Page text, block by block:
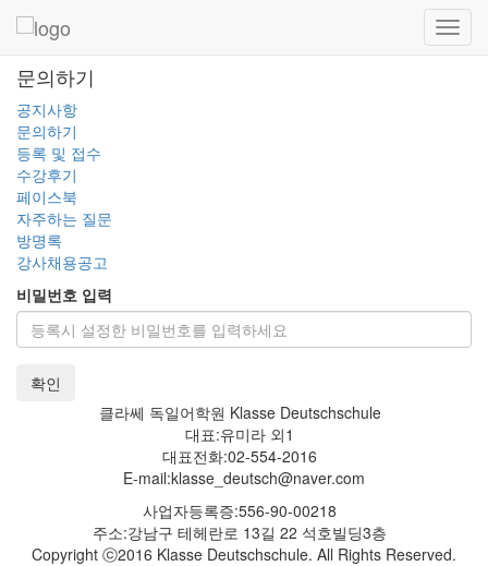
문의하기
공지사항
문의하기
등록 및 접수
수강후기
페이스북
자주하는 질문
방명록
강사채용공고
비밀번호 입력
확인
클라쎄 독일어학원 Klasse Deutschschule
대표:유미라 외1
대표전화:02-554-2016
E-mail:klasse_deutsch@naver.com
사업자등록증:556-90-00218
주소:강남구 테헤란로 13길 22 석호빌딩3층
Copyright ⓒ2016 Klasse Deutschschule. All Rights Reserved.